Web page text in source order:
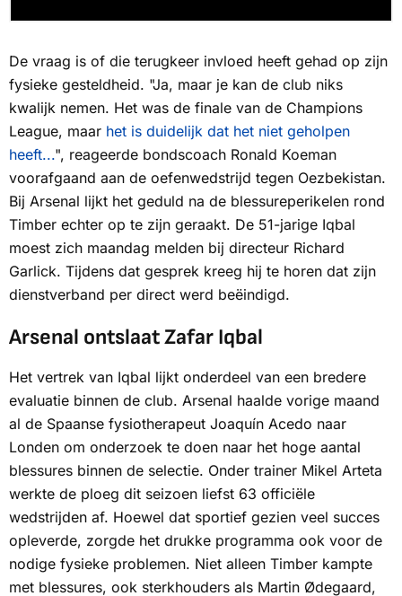
De vraag is of die terugkeer invloed heeft gehad op zijn
fysieke gesteldheid. "Ja, maar je kan de club niks
kwalijk nemen. Het was de finale van de Champions
League, maar het is duidelijk dat het niet geholpen
heeft...", reageerde bondscoach Ronald Koeman
voorafgaand aan de oefenwedstrijd tegen Oezbekistan.
Bij Arsenal lijkt het geduld na de blessureperikelen rond
Timber echter op te zijn geraakt. De 51-jarige Iqbal
moest zich maandag melden bij directeur Richard
Garlick. Tijdens dat gesprek kreeg hij te horen dat zijn
dienstverband per direct werd beëindigd.
Arsenal ontslaat Zafar Iqbal
Het vertrek van Iqbal lijkt onderdeel van een bredere
evaluatie binnen de club. Arsenal haalde vorige maand
al de Spaanse fysiotherapeut Joaquín Acedo naar
Londen om onderzoek te doen naar het hoge aantal
blessures binnen de selectie. Onder trainer Mikel Arteta
werkte de ploeg dit seizoen liefst 63 officiële
wedstrijden af. Hoewel dat sportief gezien veel succes
opleverde, zorgde het drukke programma ook voor de
nodige fysieke problemen. Niet alleen Timber kampte
met blessures, ook sterkhouders als Martin Ødegaard,